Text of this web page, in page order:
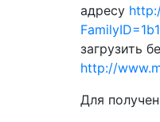
адресу
загрузить
http://
Для